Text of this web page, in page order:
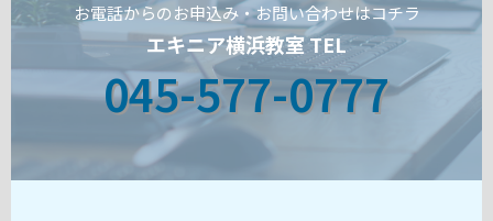
お電話からのお申込み・お問い合わせはコチラ
エキニア横浜教室 TEL
045-577-0777